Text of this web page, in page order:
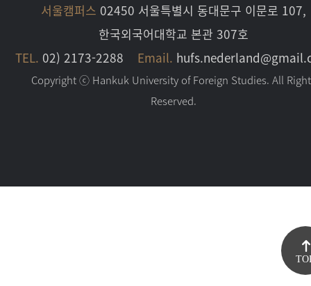
서울캠퍼스 02450 서울특별시 동대문구 이문로 107,
한국외국어대학교 본관 307호
TEL. 02) 2173-2288 Email.
Copyright ⓒ Hankuk University of Foreign Studies. All
Reserved.